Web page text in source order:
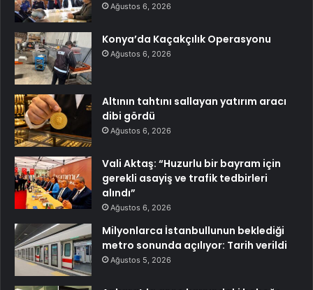
Ağustos 6, 2026
Konya’da Kaçakçılık Operasyonu
Ağustos 6, 2026
Altının tahtını sallayan yatırım aracı
dibi gördü
Ağustos 6, 2026
Vali Aktaş: “Huzurlu bir bayram için
gerekli asayiş ve trafik tedbirleri
alındı”
Ağustos 6, 2026
Milyonlarca İstanbullunun beklediği
metro sonunda açılıyor: Tarih verildi
Ağustos 5, 2026